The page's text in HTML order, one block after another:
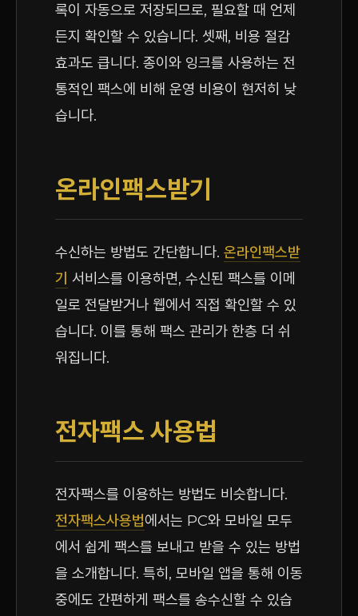
록이 자동으로 저장되므로, 필요할 때 언제
든지 확인할 수 있습니다. 셋째, 비용 절감
효과도 큽니다. 종이와 잉크를 사용하는 전
통적인 팩스에 비해 운영 비용이 현저히 낮
습니다.
온라인팩스받기
수신하는 방법도 간단합니다. 온라인팩스받
기 서비스를 이용하면, 수신된 팩스를 이메
일로 전달받거나 웹에서 직접 확인할 수 있
습니다. 이를 통해 팩스 관리가 한층 더 쉬
워집니다.
전자팩스 사용법
전자팩스를 이용하는 방법도 비슷합니다.
전자팩스사용법에서는 PC와 모바일 모두
에서 쉽게 팩스를 보내고 받을 수 있는 방법
을 소개합니다. 특히, 모바일 앱을 통해 이동
중에도 간편하게 팩스를 송수신할 수 있습